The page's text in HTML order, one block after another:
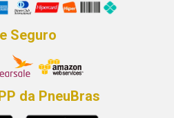
Seguro
da PneuBras